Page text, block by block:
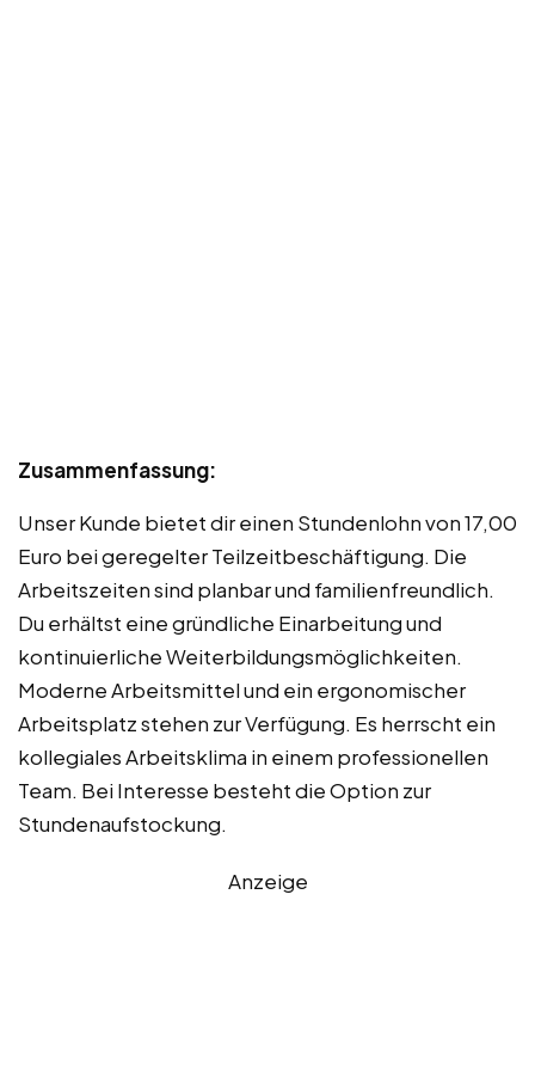
Zusammenfassung:
Unser Kunde bietet dir einen Stundenlohn von 17,00
Euro bei geregelter Teilzeitbeschäftigung. Die
Arbeitszeiten sind planbar und familienfreundlich.
Du erhältst eine gründliche Einarbeitung und
kontinuierliche Weiterbildungsmöglichkeiten.
Moderne Arbeitsmittel und ein ergonomischer
Arbeitsplatz stehen zur Verfügung. Es herrscht ein
kollegiales Arbeitsklima in einem professionellen
Team. Bei Interesse besteht die Option zur
Stundenaufstockung.
Anzeige